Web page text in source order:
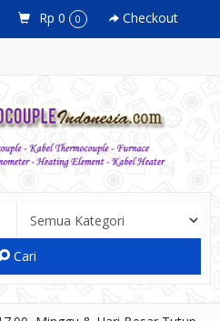
Rp 0 0 Checkout
Cari